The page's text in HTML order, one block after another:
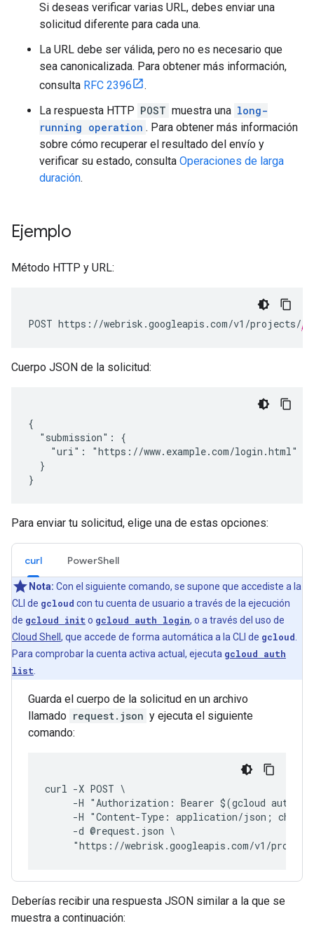
Si deseas verificar varias URL, debes enviar una
solicitud diferente para cada una.
La URL debe ser válida, pero no es necesario que
sea canonicalizada. Para obtener más información,
consulta RFC 2396
.
La respuesta HTTP POST muestra una long-
running operation . Para obtener más información
sobre cómo recuperar el resultado del envío y
verificar su estado, consulta Operaciones de larga
duración.
Ejemplo
Método HTTP y URL:
POST https://webrisk.googleapis.com/v1/projects/
Cuerpo JSON de la solicitud:
{
  "submission": {
    "uri": "https://www.example.com/login.html"
  }
Para enviar tu solicitud, elige una de estas opciones:
curl PowerShell
Nota: Con el siguiente comando, se supone que accediste a la
CLI de gcloud con tu cuenta de usuario a través de la ejecución
de gcloud init o gcloud auth login, o a través del uso de
Cloud Shell , que accede de forma automática a la CLI de gcloud
Para comprobar la cuenta activa actual, ejecuta gcloud auth
list
Guarda el cuerpo de la solicitud en un archivo
llamado request.json y ejecuta el siguiente
comando:
curl -X POST \
-H "Authorization: Bearer $(gcloud auth
-H "Content-Type: application/json;
     -d @request.json \
"https://webrisk.googleapis.com/v1/
Deberías recibir una respuesta JSON similar a la que se
muestra a continuación: